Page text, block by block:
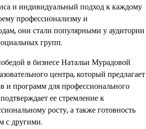
и индивидуальный подход к каждому
профессионализму и
они стали популярными у аудитории
групп.
в бизнесе Натальи Мурадовой
центра, который предлагает
и программ для профессионального
ее стремление к
росту, а также готовность
с другими.